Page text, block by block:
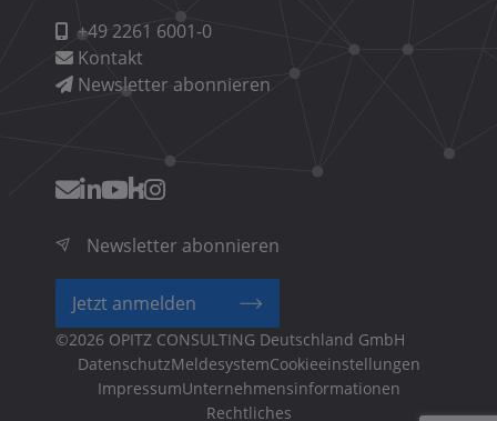
+49 2261 6001-0
Kontakt
Newsletter abonnieren
Newsletter abonnieren
Jetzt anmelden
©2026 OPITZ CONSULTING Deutschland GmbH
Fußzeilenmenü
Cookieeinstellungen
Unternehmensinformationen
Rechtliches